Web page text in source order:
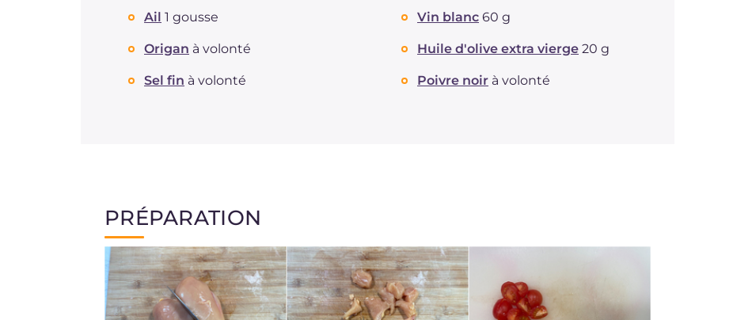
Ail 1 gousse Vin blanc 60 g
Origan à volonté Huile d'olive extra vierge 20 g
Sel fin à volonté Poivre noir à volonté
PRÉPARATION